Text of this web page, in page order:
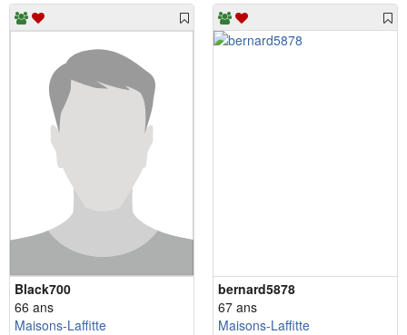
Black700
66 ans
Maisons-Laffitte
bernard5878
67 ans
Maisons-Laffitte